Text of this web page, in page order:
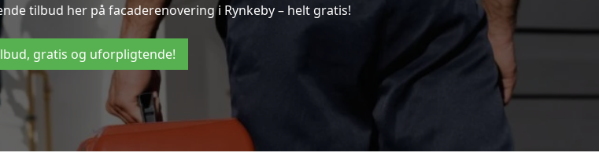
tilbud her på facaderenovering i Rynkeby – helt gratis!
gratis og uforpligtende!